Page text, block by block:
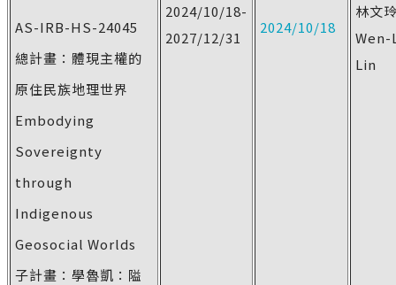
AS-IRB-HS-24045
總計畫：體現主權的
原住民族地理世界
Embodying
Sovereignty
through
Indigenous
Geosocial Worlds
子計畫：學魯凱：隘
2024/10/18-
2027/12/31
2024/10/18
林文
Wen-
Lin